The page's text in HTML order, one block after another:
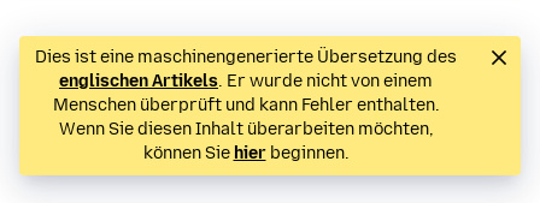
Dies ist eine maschinengenerierte Übersetzung des
englischen Artikels. Er wurde nicht von einem
Menschen überprüft und kann Fehler enthalten.
Wenn Sie diesen Inhalt überarbeiten möchten,
können Sie hierbeginnen.